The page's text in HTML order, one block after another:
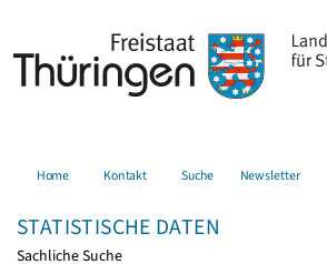
Home Kontakt Suche Newsletter
STATISTISCHE DATEN
Sachliche Suche